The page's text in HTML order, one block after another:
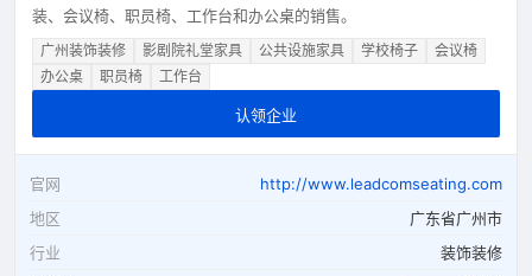
装、会议椅、职员椅、工作台和办公桌的销售。
广州装饰装修 影剧院礼堂家具 公共设施家具 学校椅子
会议椅
办公桌
职员椅 工作台
认领企业
官网
http://www.leadcomseating.com
地区
广东省广州市
行业
装饰装修